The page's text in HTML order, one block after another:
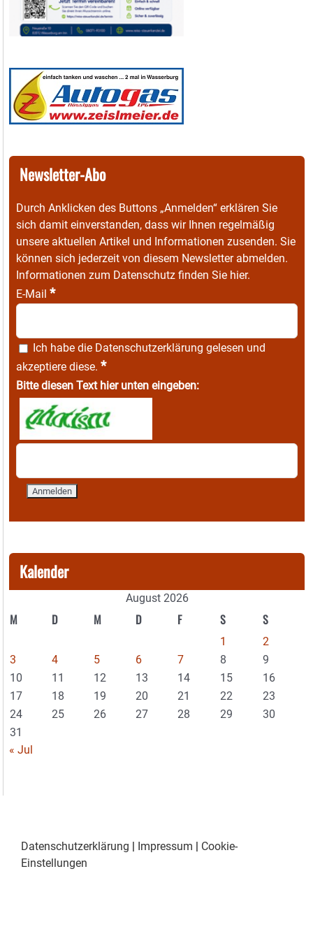
Newsletter-Abo
Durch Anklicken des Buttons „Anmelden“ erklären Sie
sich damit einverstanden, dass wir Ihnen regelmäßig
unsere aktuellen Artikel und Informationen zusenden. Sie
können sich jederzeit von diesem Newsletter abmelden.
Informationen zum Datenschutz finden Sie hier.
E-Mail *
Ich habe die Datenschutzerklärung gelesen und
akzeptiere diese. *
Bitte diesen Text hier unten eingeben:
Kalender
August 2026
M D M D F S S
1
2
3
4 5 6 7 8
9
10
11 12 13 14 15
16
17
18 19 20 21 22
23
24
25 26 27 28 29
30
31
« Jul
Datenschutzerklärung Impressum
Cookie-
Einstellungen